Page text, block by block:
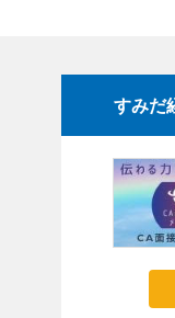
すみだ